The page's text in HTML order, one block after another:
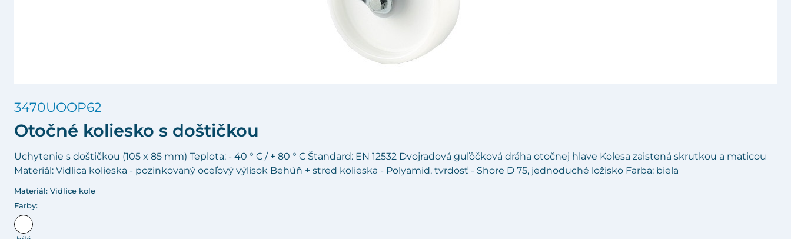
3470UOOP62
Otočné koliesko s doštičkou
Uchytenie s doštičkou (105 x 85 mm) Teplota: - 40 ° C / + 80 ° C Štandard: EN 12532 Dvojradová guľôčková dráha otočnej hlave Kolesa zaistená skrutkou a maticou
Materiál: Vidlica kolieska - pozinkovaný oceľový výlisok Behúň + stred kolieska - Polyamid, tvrdosť - Shore D 75, jednoduché ložisko Farba: biela
Materiál: Vidlice kole
Farby: